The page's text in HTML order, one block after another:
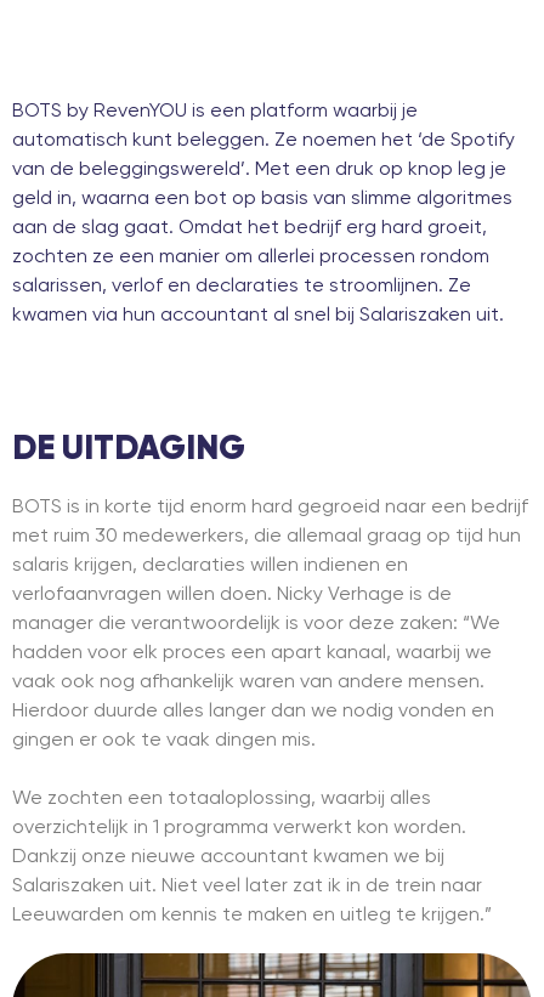
BOTS by RevenYOU is een platform waarbij je
automatisch kunt beleggen. Ze noemen het ‘de Spotify
van de beleggingswereld’. Met een druk op knop leg je
geld in, waarna een bot op basis van slimme algoritmes
aan de slag gaat. Omdat het bedrijf erg hard groeit,
zochten ze een manier om allerlei processen rondom
salarissen, verlof en declaraties te stroomlijnen. Ze
kwamen via hun accountant al snel bij Salariszaken uit.
DE UITDAGING
BOTS is in korte tijd enorm hard gegroeid naar een bedrijf
met ruim 30 medewerkers, die allemaal graag op tijd hun
salaris krijgen, declaraties willen indienen en
verlofaanvragen willen doen. Nicky Verhage is de
manager die verantwoordelijk is voor deze zaken: “We
hadden voor elk proces een apart kanaal, waarbij we
vaak ook nog afhankelijk waren van andere mensen.
Hierdoor duurde alles langer dan we nodig vonden en
gingen er ook te vaak dingen mis.
We zochten een totaaloplossing, waarbij alles
overzichtelijk in 1 programma verwerkt kon worden.
Dankzij onze nieuwe accountant kwamen we bij
Salariszaken uit. Niet veel later zat ik in de trein naar
Leeuwarden om kennis te maken en uitleg te krijgen.”